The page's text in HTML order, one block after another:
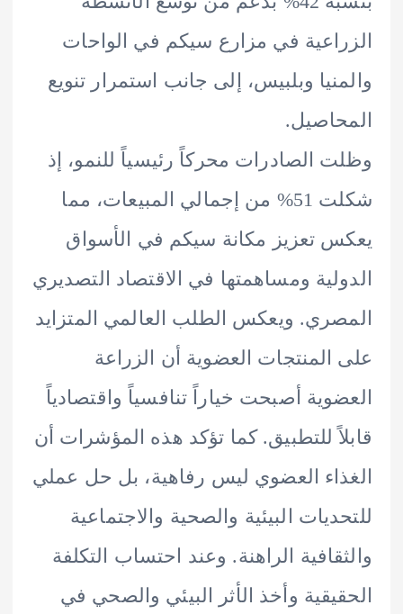
في مزارع سيكم في الواحات
وبلبيس، إلى جانب استمرار تنويع
الصادرات محركاً رئيسياً للنمو، إذ
شكلت 51% من إجمالي المبيعات، مما
تعزيز مكانة سيكم في الأسواق
ومساهمتها في الاقتصاد التصديري
ويعكس الطلب العالمي المتزايد
العضوية أن الزراعة
أصبحت خياراً تنافسياً واقتصادياً
للتطبيق. كما تؤكد هذه المؤشرات أن
العضوي ليس رفاهية، بل حل عملي
البيئية والصحية والاجتماعية
الراهنة. وعند احتساب التكلفة
وأخذ الأثر البيئي والصحي في